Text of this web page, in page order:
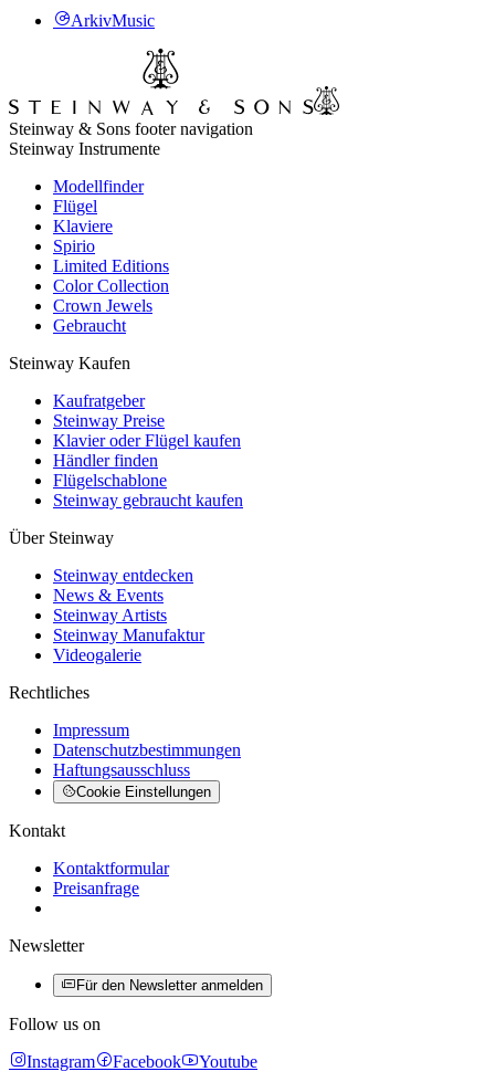
ArkivMusic
Steinway & Sons footer navigation
Steinway Instrumente
Modellfinder
Flügel
Klaviere
Spirio
Limited Editions
Color Collection
Crown Jewels
Gebraucht
Steinway Kaufen
Kaufratgeber
Steinway Preise
Klavier oder Flügel kaufen
Händler finden
Flügelschablone
Steinway gebraucht kaufen
Über Steinway
Steinway entdecken
News & Events
Steinway Artists
Steinway Manufaktur
Videogalerie
Rechtliches
Impressum
Datenschutzbestimmungen
Haftungsausschluss
Cookie Einstellungen
Kontakt
Kontaktformular
Preisanfrage
Newsletter
Für den Newsletter anmelden
Follow us on
Instagram
Facebook Youtube